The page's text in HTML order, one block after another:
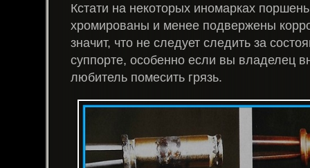
Кстати на некоторых иномарках
хромированы и менее подвержены
значит, что не следует следить за
суппорте, особенно если вы владелец
любитель помесить грязь.